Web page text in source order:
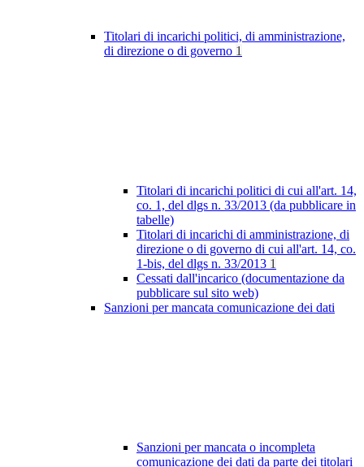
Titolari di incarichi politici, di amministrazione,
di direzione o di governo 1
Titolari di incarichi politici di cui all'art. 14,
co. 1, del dlgs n. 33/2013 (da pubblicare in
tabelle)
Titolari di incarichi di amministrazione, di
direzione o di governo di cui all'art. 14, co.
1-bis, del dlgs n. 33/2013 1
Cessati dall'incarico (documentazione da
pubblicare sul sito web)
Sanzioni per mancata comunicazione dei dati
Sanzioni per mancata o incompleta
comunicazione dei dati da parte dei titolari